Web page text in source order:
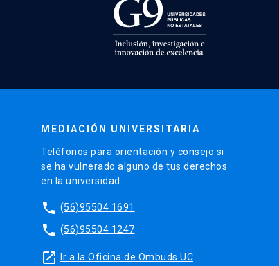
MEDIACIÓN UNIVERSITARIA
Teléfonos para orientación y consejo si
se ha vulnerado alguno de tus derechos
en la universidad.
phone (56)95504 1691
phone (56)95504 1247
launch Ir a la Oficina de Ombuds UC